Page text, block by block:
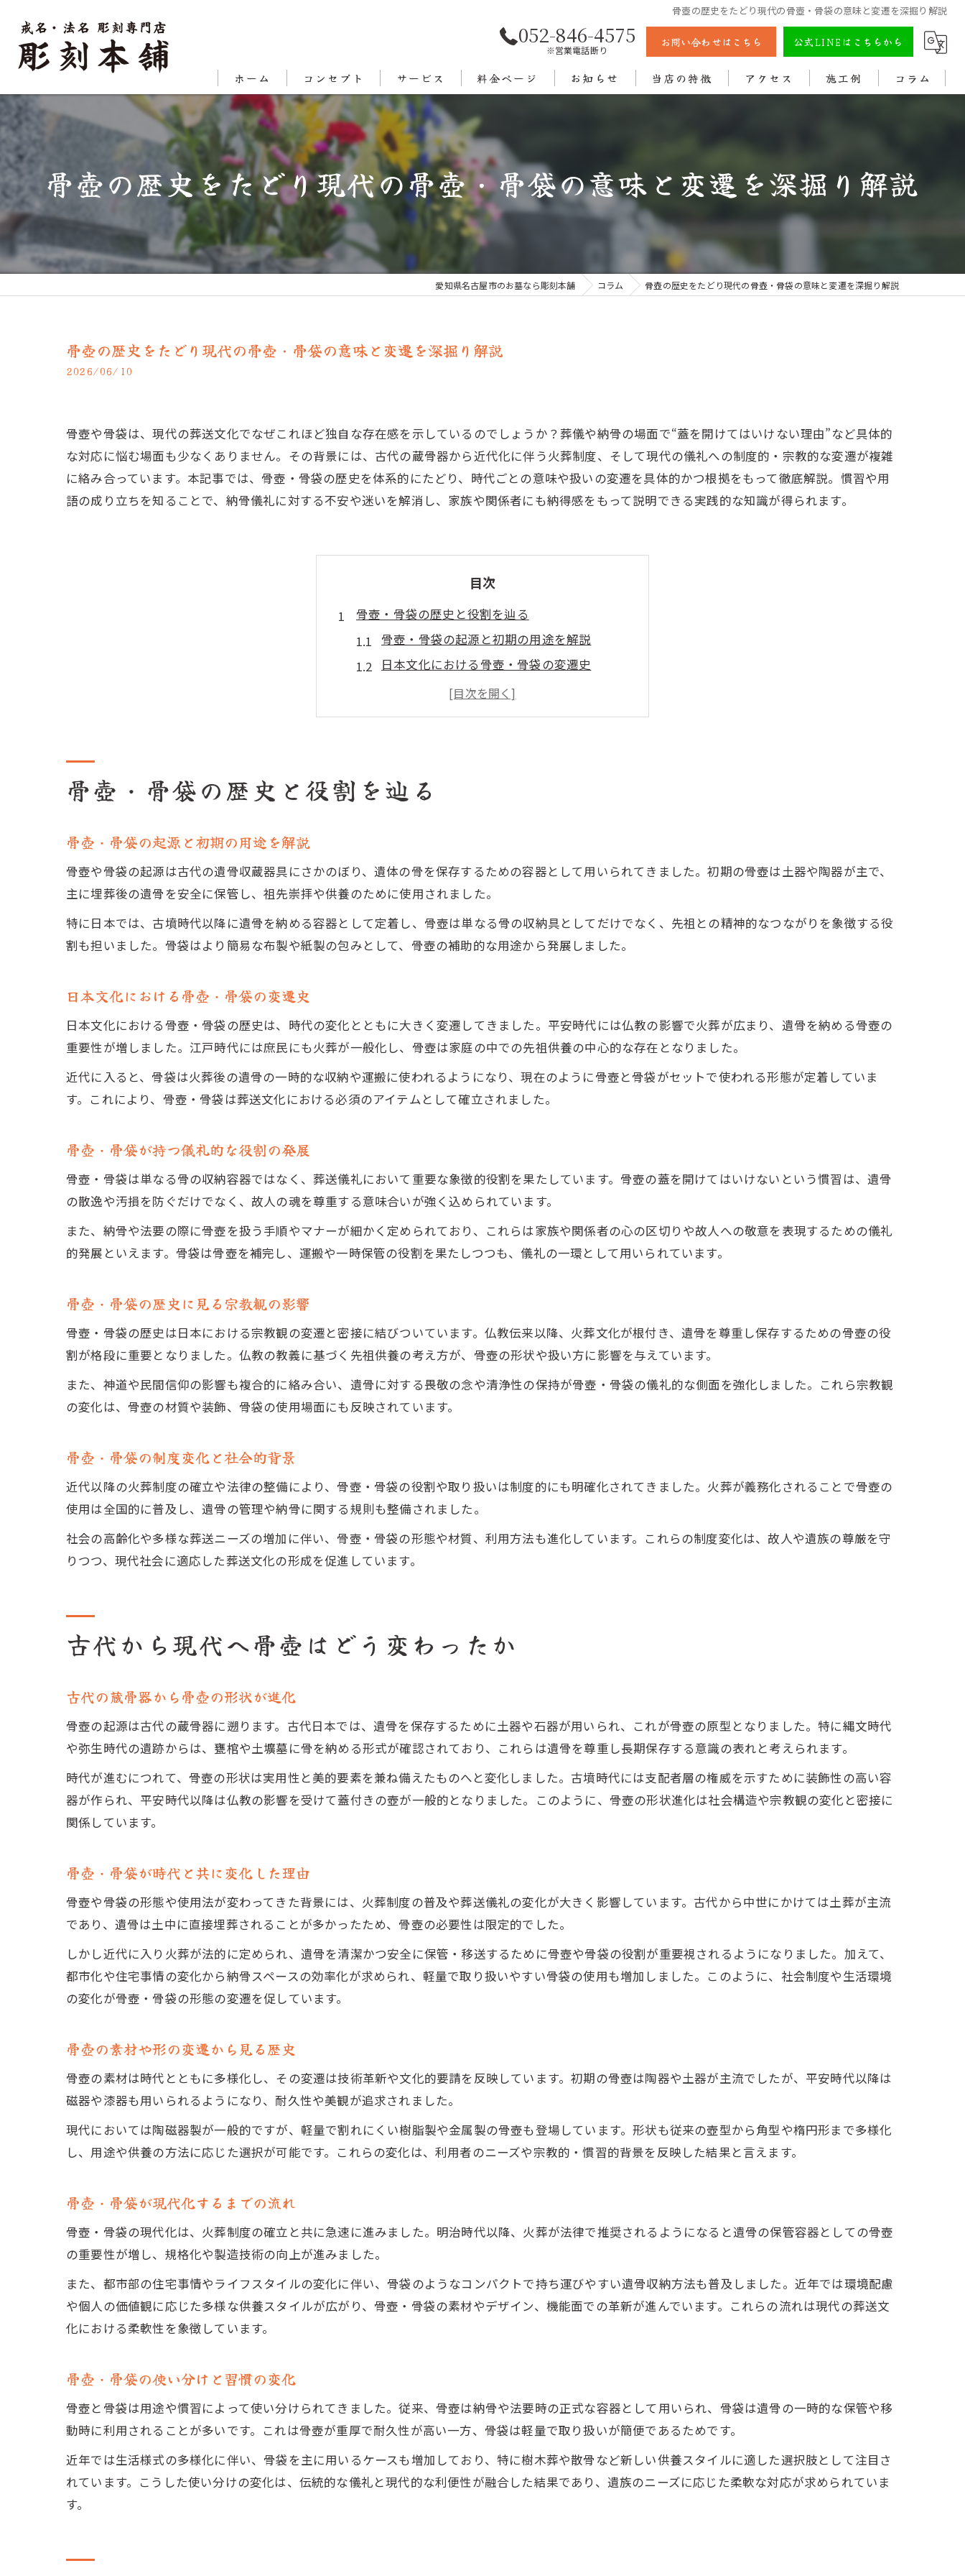
骨壺の歴史をたどり現代の骨壺・骨袋の意味と変遷を深掘り解説
052-846-4575
※営業電話断り
お問い合わせはこちら 公式LINEはこちらから
ホーム コンセプト
代表あいさつ
対応エリア
サービス 料金ページ お知らせ 当店の特徴
法名
色入れ
アクセス 施工例 コラム
骨壺の歴史をたどり現代の骨壺・骨袋の意味と変遷を深掘り解説
愛知県名古屋市のお墓なら彫刻本舗 コラム 骨壺の歴史をたどり現代の骨壺・骨袋の意味と変遷を深掘り解説
骨壺の歴史をたどり現代の骨壺・骨袋の意味と変遷を深掘り解説
2026/06/10
骨壺や骨袋は、現代の葬送文化でなぜこれほど独自な存在感を示しているのでしょうか？葬儀や納骨の場面で“蓋を開けてはいけない理由”など具体的
な対応に悩む場面も少なくありません。その背景には、古代の蔵骨器から近代化に伴う火葬制度、そして現代の儀礼への制度的・宗教的な変遷が複雑
に絡み合っています。本記事では、骨壺・骨袋の歴史を体系的にたどり、時代ごとの意味や扱いの変遷を具体的かつ根拠をもって徹底解説。慣習や用
語の成り立ちを知ることで、納骨儀礼に対する不安や迷いを解消し、家族や関係者にも納得感をもって説明できる実践的な知識が得られます。
目次
骨壺・骨袋の歴史と役割を辿る
骨壺・骨袋の起源と初期の用途を解説
日本文化における骨壺・骨袋の変遷史
骨壺・骨袋が持つ儀礼的な役割の発展
骨壺・骨袋の歴史に見る宗教観の影響
古代の蔵骨器から骨壺の形状が進化
骨壺・骨袋が現代化するまでの流れ
骨壺・骨袋の使い分けと習慣の変化
骨壺や骨袋の意味と由来を解説
骨壺・骨袋の名称とその由来をひもとく
骨壺・骨袋の起源に迫る歴史的背景
儀礼での骨壺・骨袋の重要性を考察
火葬の普及による骨壺・骨袋の変化
骨壺・骨袋が火葬社会で果たす役割
納骨時における骨壺・骨袋の基本的な作法
骨壺・骨袋の扱いで誤解されやすい点
現代の骨壺・骨袋が果たす社会的意義
骨壺・骨袋に見る現代儀礼の多様化
骨壺・骨袋の歴史と役割を辿る
骨壺・骨袋の起源と初期の用途を解説
骨壺や骨袋の起源は古代の遺骨収蔵器具にさかのぼり、遺体の骨を保存するための容器として用いられてきました。初期の骨壺は土器や陶器が主で、
主に埋葬後の遺骨を安全に保管し、祖先崇拝や供養のために使用されました。
特に日本では、古墳時代以降に遺骨を納める容器として定着し、骨壺は単なる骨の収納具としてだけでなく、先祖との精神的なつながりを象徴する役
割も担いました。骨袋はより簡易な布製や紙製の包みとして、骨壺の補助的な用途から発展しました。
日本文化における骨壺・骨袋の変遷史
日本文化における骨壺・骨袋の歴史は、時代の変化とともに大きく変遷してきました。平安時代には仏教の影響で火葬が広まり、遺骨を納める骨壺の
重要性が増しました。江戸時代には庶民にも火葬が一般化し、骨壺は家庭の中での先祖供養の中心的な存在となりました。
近代に入ると、骨袋は火葬後の遺骨の一時的な収納や運搬に使われるようになり、現在のように骨壺と骨袋がセットで使われる形態が定着していま
す。これにより、骨壺・骨袋は葬送文化における必須のアイテムとして確立されました。
骨壺・骨袋が持つ儀礼的な役割の発展
骨壺・骨袋は単なる骨の収納容器ではなく、葬送儀礼において重要な象徴的役割を果たしています。骨壺の蓋を開けてはいけないという慣習は、遺骨
の散逸や汚損を防ぐだけでなく、故人の魂を尊重する意味合いが強く込められています。
また、納骨や法要の際に骨壺を扱う手順やマナーが細かく定められており、これらは家族や関係者の心の区切りや故人への敬意を表現するための儀礼
的発展といえます。骨袋は骨壺を補完し、運搬や一時保管の役割を果たしつつも、儀礼の一環として用いられています。
骨壺・骨袋の歴史に見る宗教観の影響
骨壺・骨袋の歴史は日本における宗教観の変遷と密接に結びついています。仏教伝来以降、火葬文化が根付き、遺骨を尊重し保存するための骨壺の役
割が格段に重要となりました。仏教の教義に基づく先祖供養の考え方が、骨壺の形状や扱い方に影響を与えています。
また、神道や民間信仰の影響も複合的に絡み合い、遺骨に対する畏敬の念や清浄性の保持が骨壺・骨袋の儀礼的な側面を強化しました。これら宗教観
の変化は、骨壺の材質や装飾、骨袋の使用場面にも反映されています。
骨壺・骨袋の制度変化と社会的背景
近代以降の火葬制度の確立や法律の整備により、骨壺・骨袋の役割や取り扱いは制度的にも明確化されてきました。火葬が義務化されることで骨壺の
使用は全国的に普及し、遺骨の管理や納骨に関する規則も整備されました。
社会の高齢化や多様な葬送ニーズの増加に伴い、骨壺・骨袋の形態や材質、利用方法も進化しています。これらの制度変化は、故人や遺族の尊厳を守
りつつ、現代社会に適応した葬送文化の形成を促進しています。
古代から現代へ骨壺はどう変わったか
古代の蔵骨器から骨壺の形状が進化
骨壺の起源は古代の蔵骨器に遡ります。古代日本では、遺骨を保存するために土器や石器が用いられ、これが骨壺の原型となりました。特に縄文時代
や弥生時代の遺跡からは、甕棺や土壙墓に骨を納める形式が確認されており、これらは遺骨を尊重し長期保存する意識の表れと考えられます。
時代が進むにつれて、骨壺の形状は実用性と美的要素を兼ね備えたものへと変化しました。古墳時代には支配者層の権威を示すために装飾性の高い容
器が作られ、平安時代以降は仏教の影響を受けて蓋付きの壺が一般的となりました。このように、骨壺の形状進化は社会構造や宗教観の変化と密接に
関係しています。
骨壺・骨袋が時代と共に変化した理由
骨壺や骨袋の形態や使用法が変わってきた背景には、火葬制度の普及や葬送儀礼の変化が大きく影響しています。古代から中世にかけては土葬が主流
であり、遺骨は土中に直接埋葬されることが多かったため、骨壺の必要性は限定的でした。
しかし近代に入り火葬が法的に定められ、遺骨を清潔かつ安全に保管・移送するために骨壺や骨袋の役割が重要視されるようになりました。加えて、
都市化や住宅事情の変化から納骨スペースの効率化が求められ、軽量で取り扱いやすい骨袋の使用も増加しました。このように、社会制度や生活環境
の変化が骨壺・骨袋の形態の変遷を促しています。
骨壺の素材や形の変遷から見る歴史
骨壺の素材は時代とともに多様化し、その変遷は技術革新や文化的要請を反映しています。初期の骨壺は陶器や土器が主流でしたが、平安時代以降は
磁器や漆器も用いられるようになり、耐久性や美観が追求されました。
現代においては陶磁器製が一般的ですが、軽量で割れにくい樹脂製や金属製の骨壺も登場しています。形状も従来の壺型から角型や楕円形まで多様化
し、用途や供養の方法に応じた選択が可能です。これらの変化は、利用者のニーズや宗教的・慣習的背景を反映した結果と言えます。
骨壺・骨袋が現代化するまでの流れ
骨壺・骨袋の現代化は、火葬制度の確立と共に急速に進みました。明治時代以降、火葬が法律で推奨されるようになると遺骨の保管容器としての骨壺
の重要性が増し、規格化や製造技術の向上が進みました。
また、都市部の住宅事情やライフスタイルの変化に伴い、骨袋のようなコンパクトで持ち運びやすい遺骨収納方法も普及しました。近年では環境配慮
や個人の価値観に応じた多様な供養スタイルが広がり、骨壺・骨袋の素材やデザイン、機能面での革新が進んでいます。これらの流れは現代の葬送文
化における柔軟性を象徴しています。
骨壺・骨袋の使い分けと習慣の変化
骨壺と骨袋は用途や慣習によって使い分けられてきました。従来、骨壺は納骨や法要時の正式な容器として用いられ、骨袋は遺骨の一時的な保管や移
動時に利用されることが多いです。これは骨壺が重厚で耐久性が高い一方、骨袋は軽量で取り扱いが簡便であるためです。
近年では生活様式の多様化に伴い、骨袋を主に用いるケースも増加しており、特に樹木葬や散骨など新しい供養スタイルに適した選択肢として注目さ
れています。こうした使い分けの変化は、伝統的な儀礼と現代的な利便性が融合した結果であり、遺族のニーズに応じた柔軟な対応が求められていま
す。